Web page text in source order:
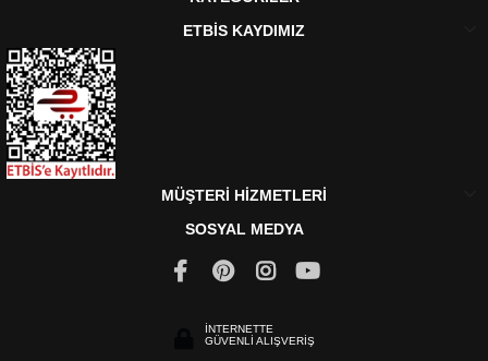
ETBİS KAYDIMIZ
MÜŞTERİ HİZMETLERİ
SOSYAL MEDYA
İNTERNETTE
GÜVENLİ ALIŞVERİŞ